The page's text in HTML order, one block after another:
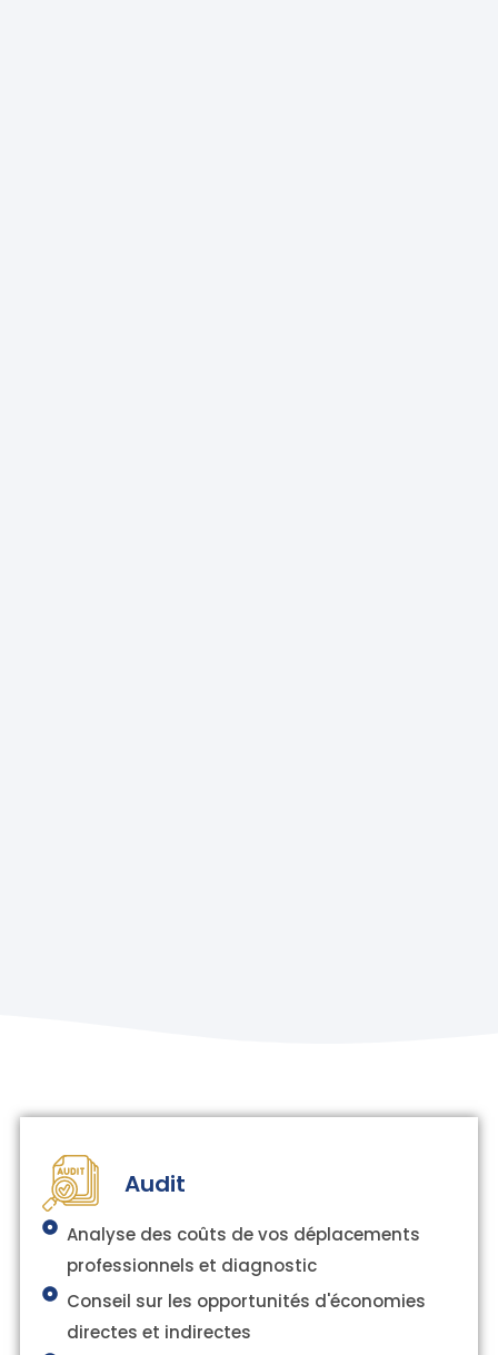
Audit
Analyse des coûts de vos déplacements
professionnels et diagnostic
Conseil sur les opportunités d'économies
directes et indirectes